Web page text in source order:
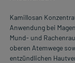
Kamillosan
Anwendung bei
Mund- und
oberen Atemwege
entzündlichen